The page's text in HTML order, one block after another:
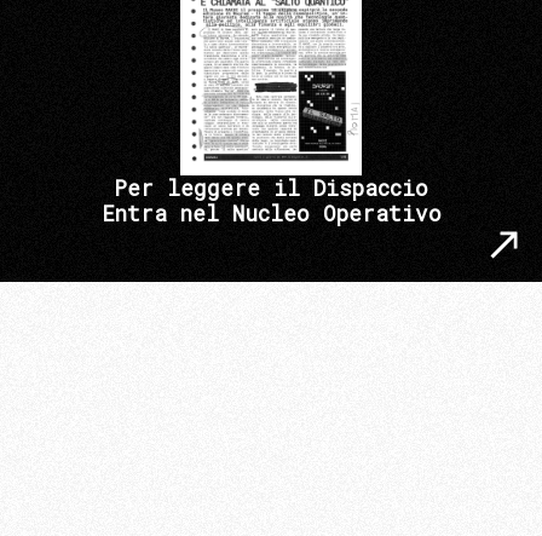
Per leggere il Dispaccio
Entra nel Nucleo Operativo